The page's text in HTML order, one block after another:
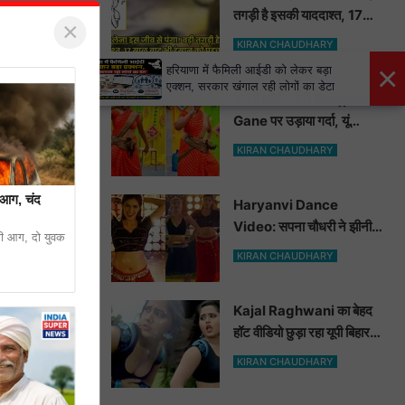
तगड़ी है इसकी याददाश्त, 17
साल बाद भी इंसान को पहचानकर
हैरानी...
KIRAN CHAUDHARY
Gane पर उड़ाया गर्दा, यूं
मटकाई कमर देख भोजपुरी
KIRAN CHAUDHARY
Haryanvi Dance
Video: सपना चौधरी ने झीनी
कुर्ती में जोबन हिलाकर कुँवारों को
KIRAN CHAUDHARY
Kajal Raghwani का बेहद
हॉट वीडियो छुड़ा रहा यूपी बिहार
वालों के पसीने, वीडियो देख आप
KIRAN CHAUDHARY
×
हरियाणा में फैमिली आईडी को लेकर बड़ा
एक्शन, सरकार खंगाल रही लोगों का डेटा
×
आग, चंद
आग, दो युवक